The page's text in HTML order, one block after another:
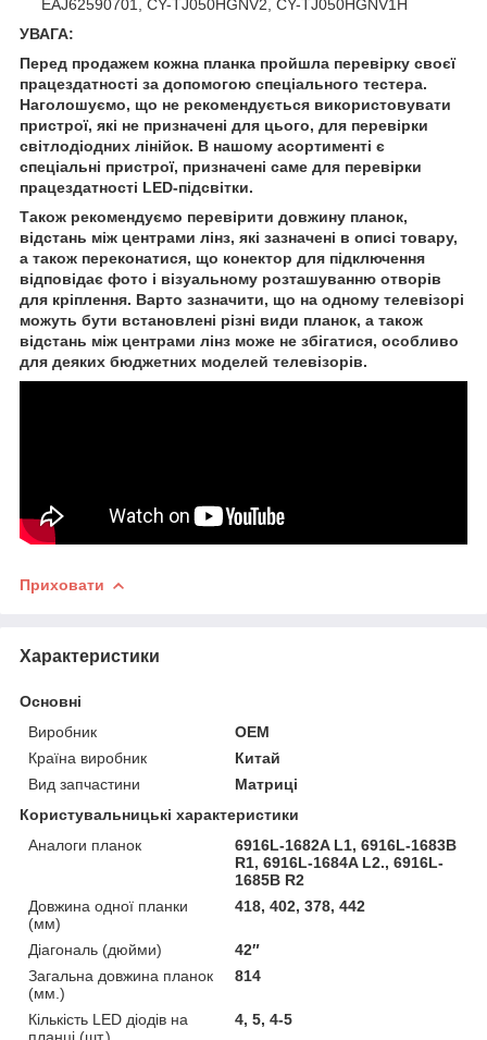
EAJ62590701, CY-TJ050HGNV2, CY-TJ050HGNV1H
УВАГА:
Перед продажем кожна планка пройшла перевірку своєї
працездатності за допомогою спеціального тестера.
Наголошуємо, що не рекомендується використовувати
пристрої, які не призначені для цього, для перевірки
світлодіодних лінійок. В нашому асортименті є
спеціальні пристрої, призначені саме для перевірки
працездатності LED-підсвітки.
Також рекомендуємо перевірити довжину планок,
відстань між центрами лінз, які зазначені в описі товару,
а також переконатися, що конектор для підключення
відповідає фото і візуальному розташуванню отворів
для кріплення. Варто зазначити, що на одному телевізорі
можуть бути встановлені різні види планок, а також
відстань між центрами лінз може не збігатися, особливо
для деяких бюджетних моделей телевізорів.
Приховати
Характеристики
Основні
Виробник
OEM
Країна виробник
Китай
Вид запчастини
Матриці
Користувальницькі характеристики
Аналоги планок
6916L-1682A L1, 6916L-1683B
R1, 6916L-1684A L2., 6916L-
1685B R2
Довжина одної планки
(мм)
418, 402, 378, 442
Діагональ (дюйми)
42″
Загальна довжина планок
(мм.)
814
Кількість LED діодів на
планці (шт.)
4, 5, 4-5